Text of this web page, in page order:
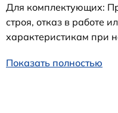
Для комплектующих:
строя, отказ в работе
характеристикам при
Показать полностью